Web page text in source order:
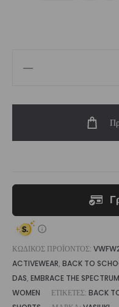
ποσότητα
ΚΩΔΙΚΌΣ ΠΡΟΪΌΝΤΟΣ:
ACTIVEWEAR, BACK TO
DAS, EMBRACE THE SPECTRUM
WOMEN
ΕΤΙΚΈΤΕΣ: BACK